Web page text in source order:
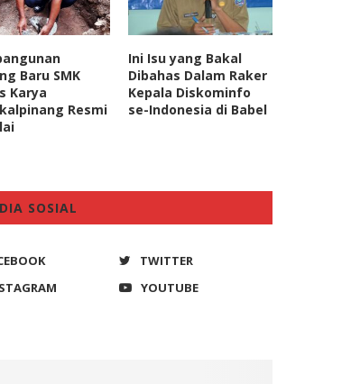
Baru SMK
Karya
Resmi
Ini Isu yang Bakal
Dibahas Dalam Raker
Kepala Diskominfo
se-Indonesia di Babel
SOSIAL
TWITTER
YOUTUBE